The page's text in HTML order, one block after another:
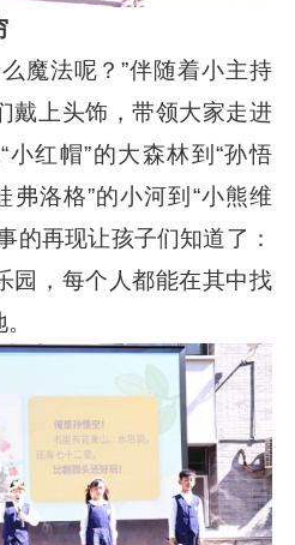
魔法呢？”伴随着小主持
戴上头饰，带领大家走进
红帽”的大森林到“孙悟
弗洛格”的小河到“小熊维
的再现让孩子们知道了：
园，每个人都能在其中找